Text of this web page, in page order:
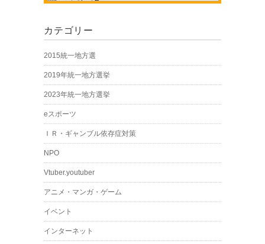
カテゴリー
2015統一地方選
2019年統一地方選挙
2023年統一地方選挙
eスポーツ
ＩＲ・ギャンブル依存症対策
NPO
Vtuber.youtuber
アニメ・マンガ・ゲーム
イベント
インターネット